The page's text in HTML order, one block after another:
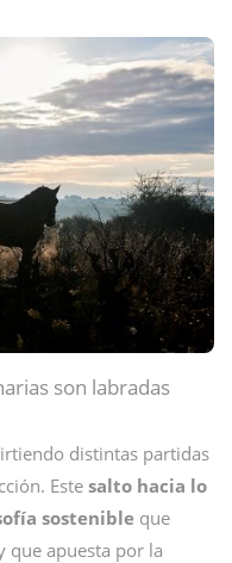
son labradas
distintas partidas
Este salto hacia lo
sostenible que
que apuesta por la